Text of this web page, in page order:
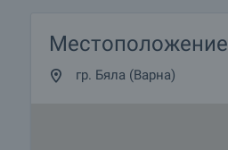
Местоположение
гр. Бяла (Варна)